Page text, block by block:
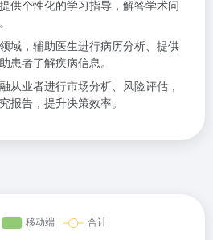
供个性化的学习指导，解答学术问
域，辅助医生进行病历分析、提供
患者了解疾病信息。
从业者进行市场分析、风险评估，
报告，提升决策效率。